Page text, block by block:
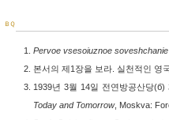
ＢＱ
Pervoe vsesoiuznoe
본서의 제1장을 보라. 실천적인 영
1939년 3월 14일 전연방공산당
Today and Tomorrow, Moskva: